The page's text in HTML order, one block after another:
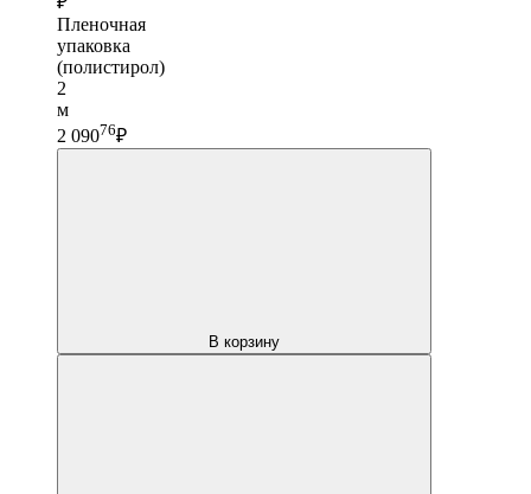
Пленочная
упаковка
(полистирол)
2
м
2 09076₽
В корзину